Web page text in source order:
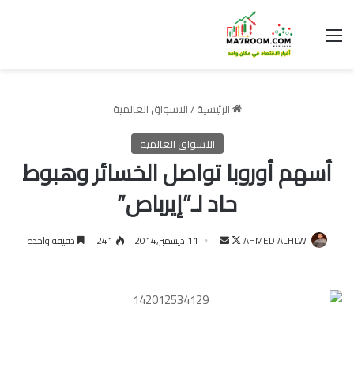
القائمة
الرئيسية/الاسواق العالمية
الاسواق العالمية
أسهم أوروبا تواصل الخسائر وهبوط
حاد لـ”إيرباص”
AHMED ALHLW
تابعأرسل 11 ديسمبر,2014 241 دقيقة واحدة